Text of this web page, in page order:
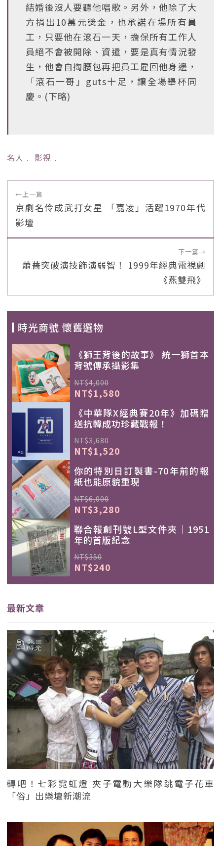
結婚後沒人要聽他唱歌。另外，他除了大
方捐出10萬元獎金，也承諾在場所有員
工，只要他在滾石一天，擔保所有工作人
員絕不會被開除、資遣，要是真有情況發
生，他會自掏腰包再把員工雇回他身邊，
「滾石一哥」guts十足，讓全場舉杯同
慶。(下略)
名人 ﹒ 影視 ﹒
←上一篇
京劇名伶成武打女星 「嘉凌」活躍1970年代
影壇
下一篇→
蕭薔突破演技飾演弱智！ 1999年經典電視劇
《燕雙飛》
時光商號 懷舊選物
《獅王背後的故事》 統一獅首本
背號傳承攝影集
NT$4,000
NT$1,580
《中華隊X經典賽20年》加碼贈
送抗韓成功珍藏戰報！
NT$3,680
NT$1,520
你的特別日訂製書-70年前的報
紙也能原貌重現
NT$6,000
NT$3,280
聯合報創刊號L型文件夾｜1951
年的首版紀念
NT$350
NT$240
最新文章
轉吧！七彩霓虹燈 夾子電動大樂隊跳電子花車
「俗」出樂壇新潮流